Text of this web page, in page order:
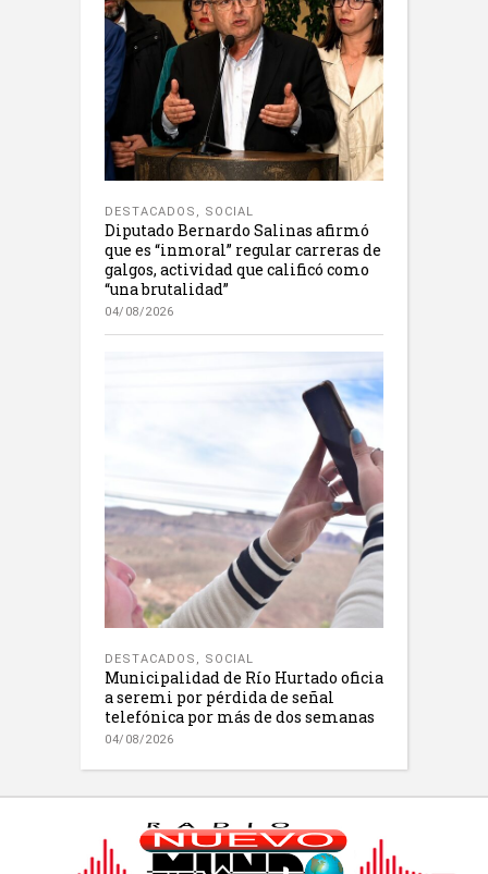
DESTACADOS SOCIAL
Diputado Bernardo Salinas afirmó
que es “inmoral” regular carreras de
galgos, actividad que calificó como
“una brutalidad”
04/08/2026
DESTACADOS , SOCIAL
Municipalidad de Río Hurtado oficia
a seremi por pérdida de señal
telefónica por más de dos semanas
04/08/2026